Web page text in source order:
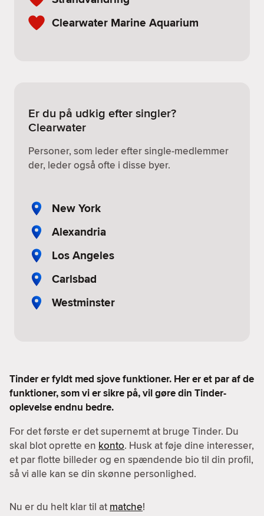
Clearwater Marine Aquarium
Er du på udkig efter singler?
Clearwater
Personer, som leder efter single-medlemmer
der, leder også ofte i disse byer.
New York
Alexandria
Los Angeles
Carlsbad
Westminster
Tinder er fyldt med sjove funktioner. Her er et par af de
funktioner, som vi er sikre på, vil gøre din Tinder-
oplevelse endnu bedre.
For det første er det supernemt at bruge Tinder. Du
skal blot oprette en konto. Husk at føje dine interesser,
et par flotte billeder og en spændende bio til din profil,
så vi alle kan se din skønne personlighed.
Nu er du helt klar til at matche!